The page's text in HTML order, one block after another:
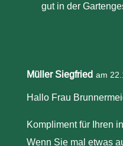
gut in der
Müller Siegfried am
Hallo Frau
Kompliment für Ihren
Wenn Sie mal etwas